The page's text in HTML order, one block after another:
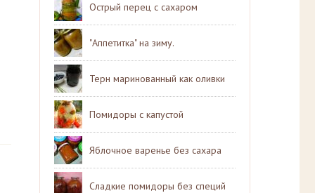
Острый перец с сахаром
"Аппетитка" на зиму.
Терн маринованный как оливки
Помидоры с капустой
Яблочное варенье без сахара
Сладкие помидоры без специй